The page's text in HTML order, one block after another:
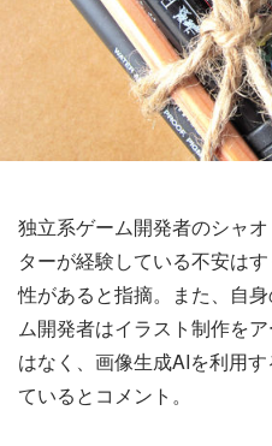
独立系ゲーム開発者のシャ
ターが経験している不安は
性があると指摘。また、自
ム開発者はイラスト制作を
はなく、画像生成AIを利用
ているとコメント。